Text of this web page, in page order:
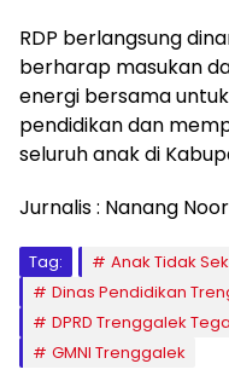
RDP berlangsung
berharap masukan
energi bersama
pendidikan dan
seluruh anak di
Jurnalis : Nanang Noor
Tag:
Anak Tidak
Dinas Pendidikan
DPRD Trenggalek
GMNI Trenggalek